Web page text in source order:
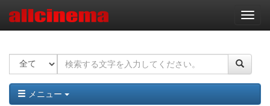
ナ
ビ
ー
ョ
ン
メニュー